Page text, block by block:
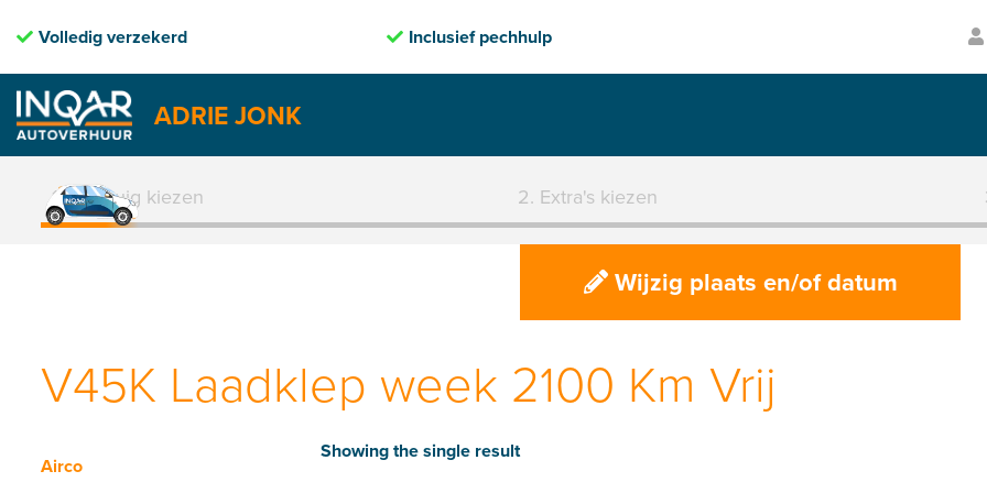
verzekerd Inclusief pechhulp
ADRIE JONK
Skip
content1. Voertuig kiezen 2. Extra's kiezen
Wijzig plaats en/of datum
V45K Laadklep week 2100 Km Vrij
Airco
Showing the single result